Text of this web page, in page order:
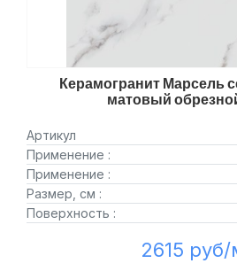
Керамогранит Марсель
матовый
Артикул
Применение :
Применение :
Размер, см :
Поверхность :
2615